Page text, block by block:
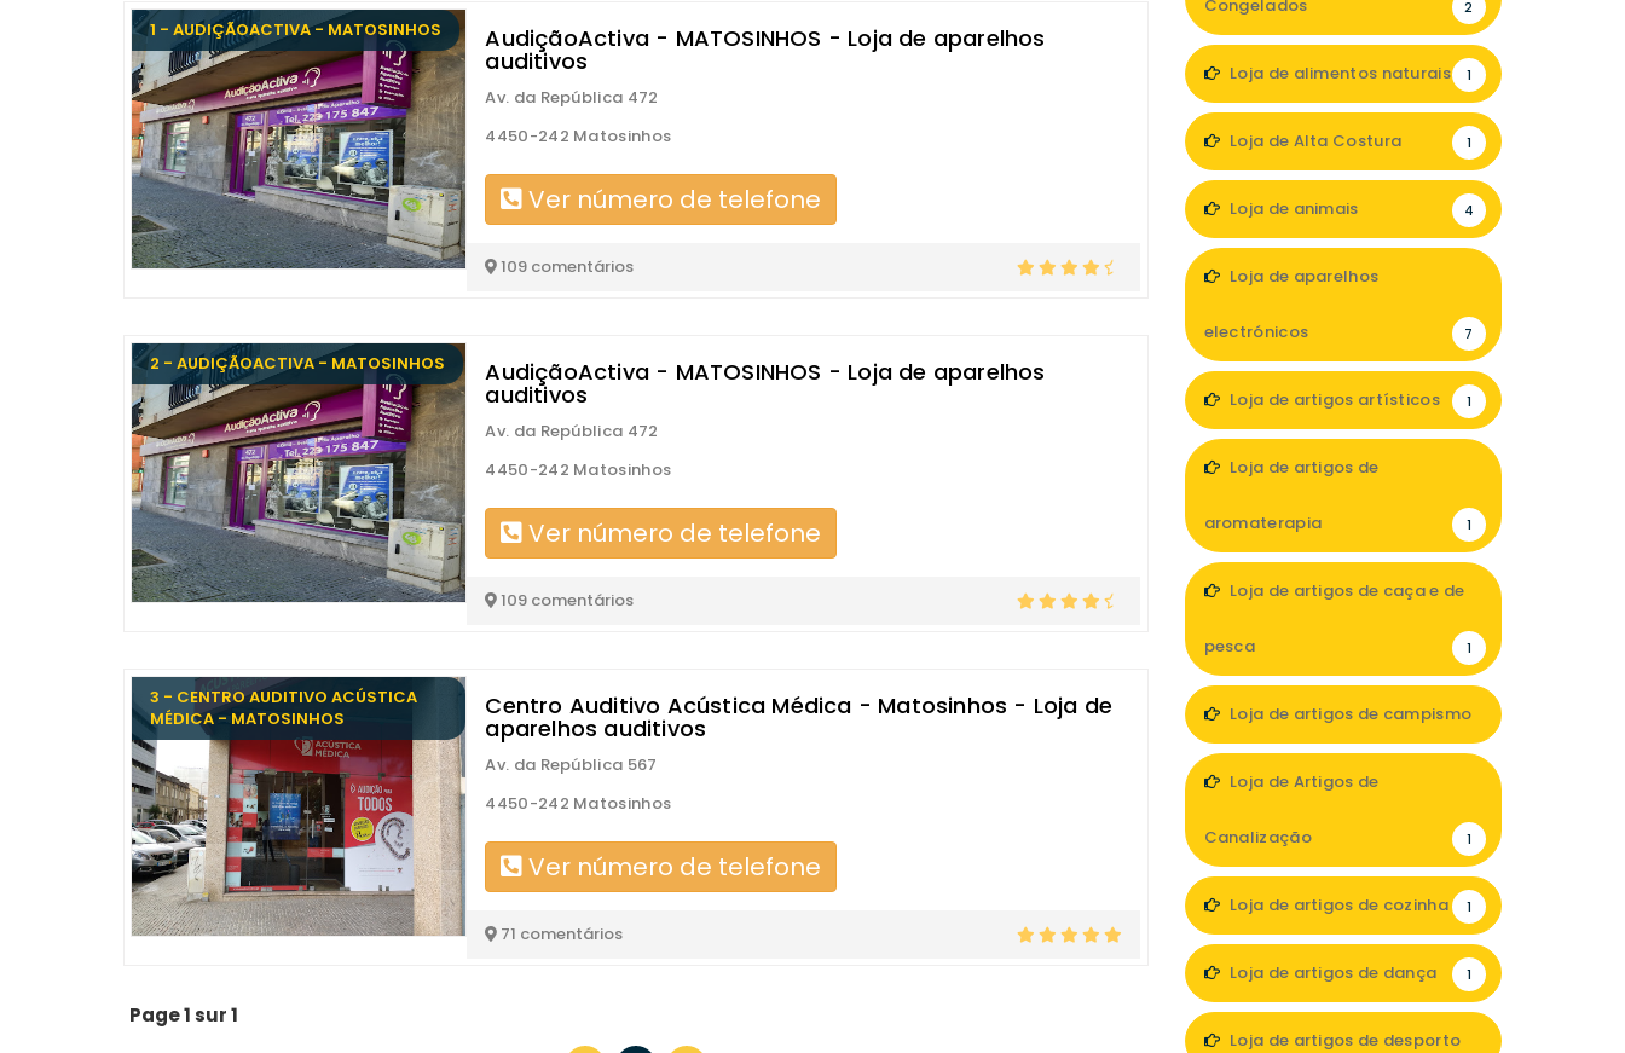
1 - AUDIÇÃOACTIVA - MATOSINHOS AudiçãoActiva - MATOSINHOS - Loja de aparelhos
auditivos
Av. da República 472
4450-242 Matosinhos
Ver número de telefone
109 comentários
2 - AUDIÇÃOACTIVA - MATOSINHOS AudiçãoActiva - MATOSINHOS - Loja de aparelhos
auditivos
Av. da República 472
4450-242 Matosinhos
Ver número de telefone
109 comentários
3 - CENTRO AUDITIVO ACÚSTICA
MÉDICA - MATOSINHOS
Centro Auditivo Acústica Médica - Matosinhos - Loja de
aparelhos auditivos
Av. da República 567
4450-242 Matosinhos
Ver número de telefone
71 comentários
Page 1 sur 1
Congelados 2
Loja de alimentos naturais 1
Loja de Alta Costura 1
Loja de animais 4
Loja de aparelhos
electrónicos 7
Loja de artigos artísticos 1
Loja de artigos de
aromaterapia 1
Loja de artigos de caça e de
pesca 1
Loja de artigos de campismo
Loja de Artigos de
Canalização 1
Loja de artigos de cozinha 1
Loja de artigos de dança 1
Loja de artigos de desporto